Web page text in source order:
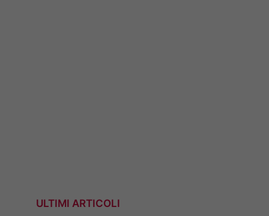
ULTIMI ARTICOLI